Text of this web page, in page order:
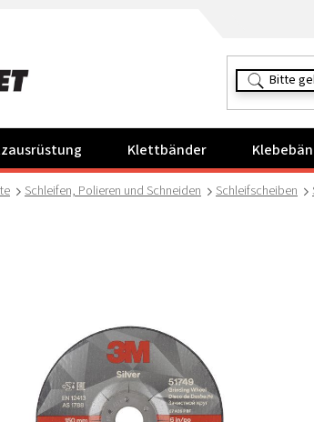
Klettbänder
Schleifen, Polieren und Schneiden Schleifscheiben